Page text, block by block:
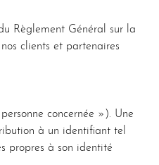
Règlement Général sur la
clients et partenaires
concernée »). Une
à un identifiant tel
propres à son identité